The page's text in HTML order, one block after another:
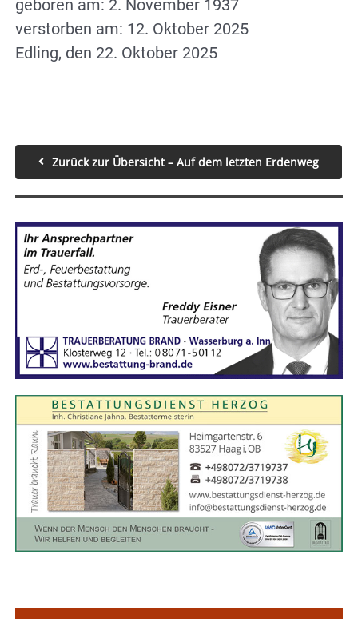
geboren am: 2. November 1937
verstorben am: 12. Oktober 2025
Edling, den 22. Oktober 2025
Zurück zur Übersicht – Auf dem letzten Erdenweg